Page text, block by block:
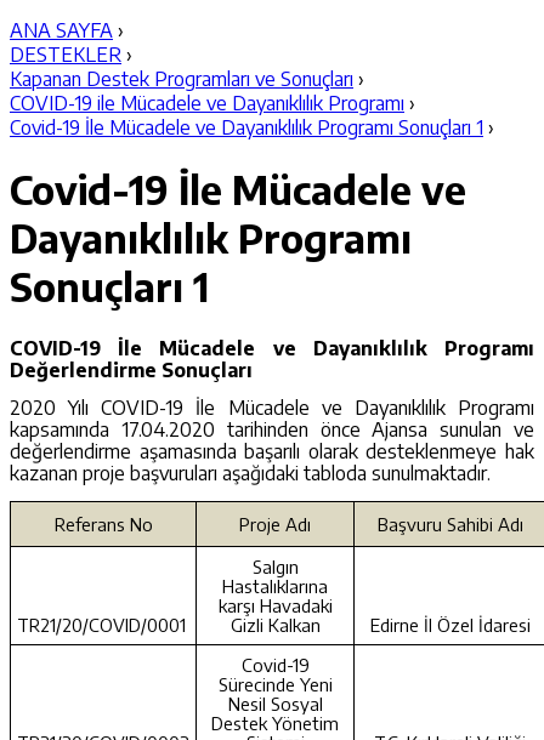
ANA SAYFA ›
DESTEKLER ›
Kapanan Destek Programları ve Sonuçları ›
COVID-19 ile Mücadele ve Dayanıklılık Programı ›
Covid-19 İle Mücadele ve Dayanıklılık Programı Sonuçları 1 ›
Covid-19 İle Mücadele ve
Dayanıklılık Programı
Sonuçları 1
COVID-19 İle Mücadele ve Dayanıklılık Programı
Değerlendirme Sonuçları
2020 Yılı COVID-19 İle Mücadele ve Dayanıklılık Programı
kapsamında 17.04.2020 tarihinden önce Ajansa sunulan ve
değerlendirme aşamasında başarılı olarak desteklenmeye hak
kazanan proje başvuruları aşağıdaki tabloda sunulmaktadır.
Referans No Proje Adı Başvuru Sahibi Adı
TR21/20/COVID/0001
Salgın
Hastalıklarına
karşı Havadaki
Gizli Kalkan
Edirne İl Özel İdaresi
Covid-19
Sürecinde Yeni
Nesil Sosyal
Destek Yönetim